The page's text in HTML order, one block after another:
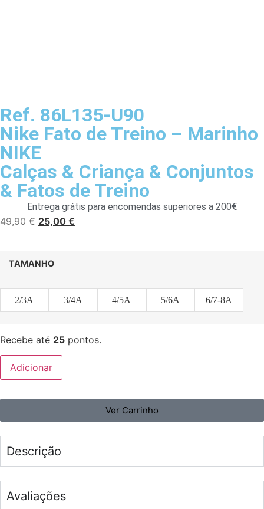
Ref. 86L135-U90
Nike Fato de Treino – Marinho
NIKE
Calças & Criança & Conjuntos
& Fatos de Treino
Entrega grátis para encomendas superiores a 200€
49,90€ 25,00 €
TAMANHO
2/3A 3/4A 4/5A 5/6A 6/7-8A
Recebe até 25 pontos.
Adicionar
Ver Carrinho
Descrição
Avaliações